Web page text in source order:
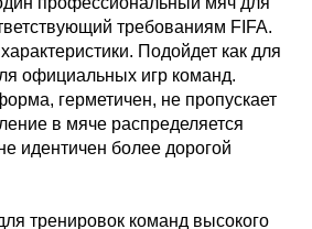
требованиям FIFA.
Подойдет как для
официальных игр команд.
герметичен, не пропускает
в мяче распределяется
идентичен более дорогой
тренировок команд высокого